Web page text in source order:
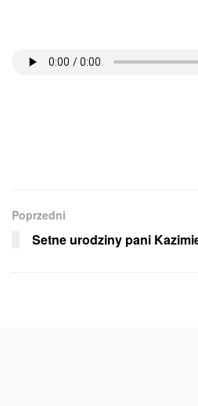
Poprzedni
Setne urodziny pani